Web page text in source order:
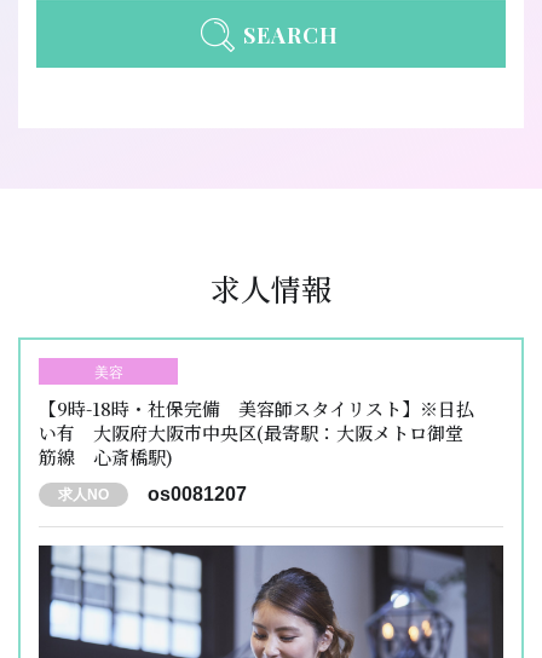
SEARCH
求人情報
美容
【9時-18時・社保完備 美容師スタイリスト】※日払
い有 大阪府大阪市中央区(最寄駅：大阪メトロ御堂
筋線 心斎橋駅)
求人NO os0081207